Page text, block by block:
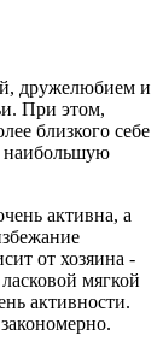
дружелюбием и
При этом,
близкого себе
наибольшую
активна, а
от хозяина -
мягкой
активности.